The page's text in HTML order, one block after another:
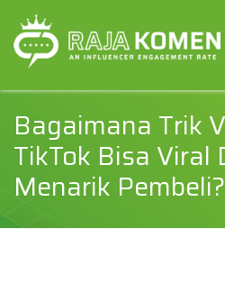
Bagaimana Trik
TikTok Bisa Viral
Menarik Pembeli?